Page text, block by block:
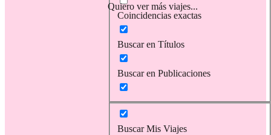
Quiero ver más viajes...
Coincidencias exactas
Buscar en Títulos
Buscar en Publicaciones
Buscar Mis Viajes